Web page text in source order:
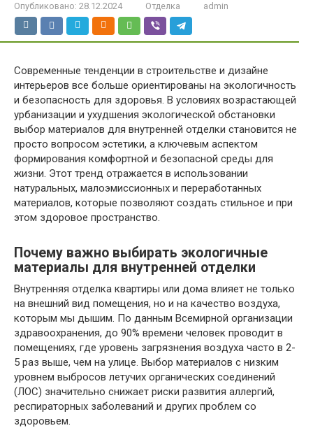
Опубликовано: 28.12.2024 Отделка admin
Современные тенденции в строительстве и дизайне
интерьеров все больше ориентированы на экологичность
и безопасность для здоровья. В условиях возрастающей
урбанизации и ухудшения экологической обстановки
выбор материалов для внутренней отделки становится не
просто вопросом эстетики, а ключевым аспектом
формирования комфортной и безопасной среды для
жизни. Этот тренд отражается в использовании
натуральных, малоэмиссионных и переработанных
материалов, которые позволяют создать стильное и при
этом здоровое пространство.
Почему важно выбирать экологичные
материалы для внутренней отделки
Внутренняя отделка квартиры или дома влияет не только
на внешний вид помещения, но и на качество воздуха,
которым мы дышим. По данным Всемирной организации
здравоохранения, до 90% времени человек проводит в
помещениях, где уровень загрязнения воздуха часто в 2-
5 раз выше, чем на улице. Выбор материалов с низким
уровнем выбросов летучих органических соединений
(ЛОС) значительно снижает риски развития аллергий,
респираторных заболеваний и других проблем со
здоровьем.